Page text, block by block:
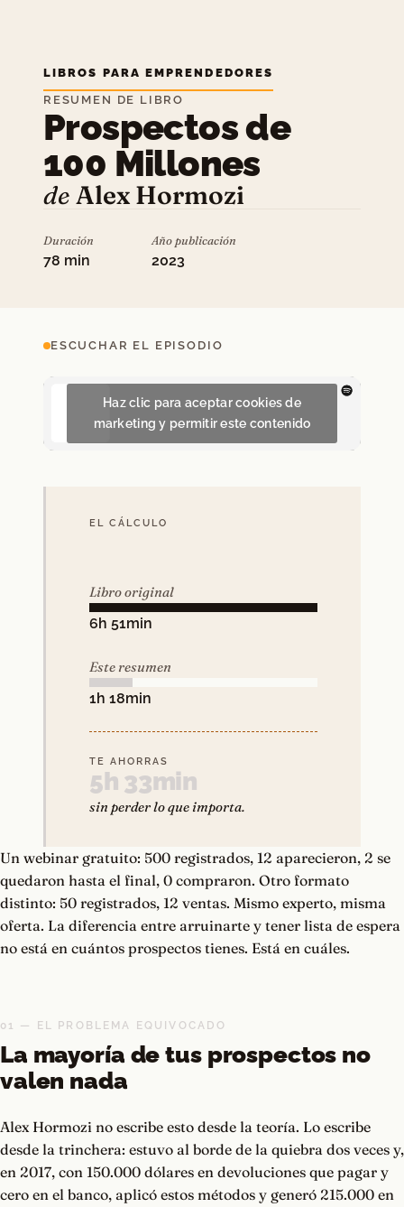
LIBROS PARA EMPRENDEDORES
RESUMEN DE LIBRO
Prospectos de
100 Millones
de Alex Hormozi
Duración
78 min
Año publicación
2023
ESCUCHAR EL EPISODIO
Haz clic para aceptar cookies de
marketing y permitir este contenido
EL CÁLCULO
Libro original
6h 51min
Este resumen
1h 18min
TE AHORRAS
5h 33min
sin perder lo que importa.
Un webinar gratuito: 500 registrados, 12 aparecieron, 2 se
quedaron hasta el final, 0 compraron. Otro formato
distinto: 50 registrados, 12 ventas. Mismo experto, misma
oferta. La diferencia entre arruinarte y tener lista de espera
no está en cuántos prospectos tienes. Está en cuáles.
01 — EL PROBLEMA EQUIVOCADO
La mayoría de tus prospectos no
valen nada
Alex Hormozi no escribe esto desde la teoría. Lo escribe
desde la trinchera: estuvo al borde de la quiebra dos veces y,
en 2017, con 150.000 dólares en devoluciones que pagar y
cero en el banco, aplicó estos métodos y generó 215.000 en